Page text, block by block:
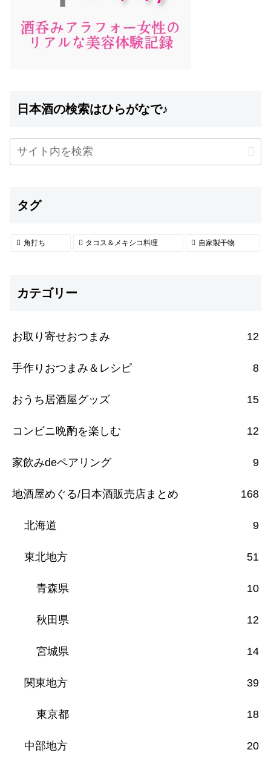
日本酒の検索はひらがなで♪
タグ
角打ち タコス＆メキシコ料理 自家製干物
カテゴリー
お取り寄せおつまみ 12
手作りおつまみ＆レシピ 8
おうち居酒屋グッズ 15
コンビニ晩酌を楽しむ 12
家飲みdeペアリング 9
地酒屋めぐる/日本酒販売店まとめ 168
北海道 9
東北地方 51
青森県 10
秋田県 12
宮城県 14
関東地方 39
東京都 18
中部地方 20